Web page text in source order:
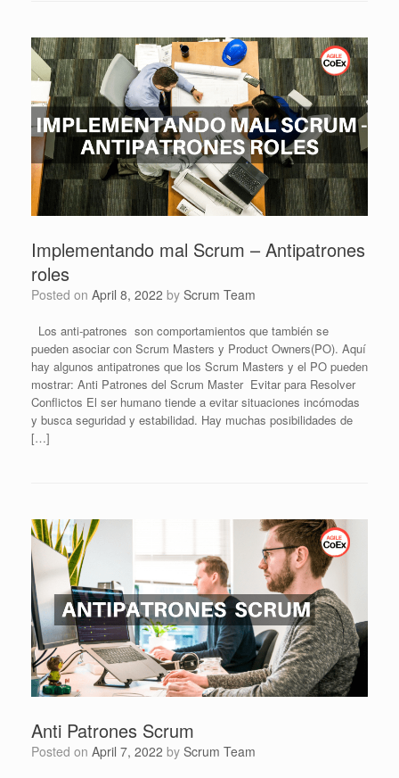
Implementando mal Scrum – Antipatrones
roles
Posted on April 8, 2022 by Scrum Team
Los anti-patrones son comportamientos que también se
pueden asociar con Scrum Masters y Product Owners(PO). Aquí
hay algunos antipatrones que los Scrum Masters y el PO pueden
mostrar: Anti Patrones del Scrum Master Evitar para Resolver
Conflictos El ser humano tiende a evitar situaciones incómodas
y busca seguridad y estabilidad. Hay muchas posibilidades de
[…]
Anti Patrones Scrum
Posted on April 7, 2022 by Scrum Team